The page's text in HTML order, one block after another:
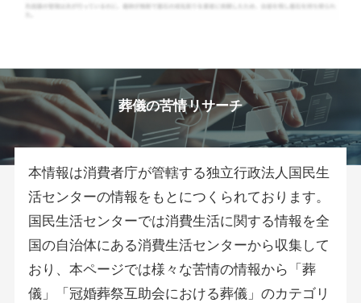
葬儀の苦情リサーチ
本情報は消費者庁が管轄する独立行政法人国民生
活センターの情報をもとにつくられております。
国民生活センターでは消費生活に関する情報を全
国の自治体にある消費生活センターから収集して
おり、本ページでは様々な苦情の情報から「葬
儀」「冠婚葬祭互助会における葬儀」のカテゴリ